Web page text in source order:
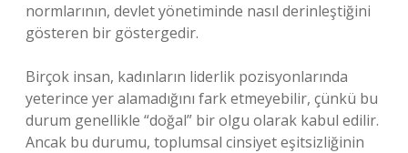
normlarının, devlet yönetiminde nasıl derinleştiğini
gösteren bir göstergedir.
Birçok insan, kadınların liderlik pozisyonlarında
yeterince yer alamadığını fark etmeyebilir, çünkü bu
durum genellikle “doğal” bir olgu olarak kabul edilir.
Ancak bu durumu, toplumsal cinsiyet eşitsizliğinin